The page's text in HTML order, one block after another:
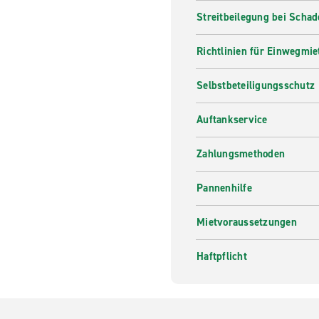
Streitbeilegung bei
Richtlinien für
Selbstbeteiligungsschutz
Auftankservice
Zahlungsmethoden
Pannenhilfe
Mietvoraussetzungen
Haftpflicht